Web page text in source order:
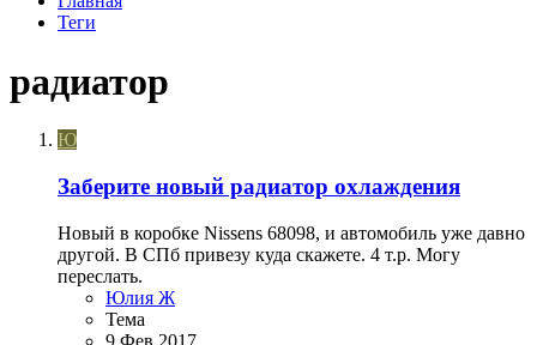
Теги
радиатор
Ю
Заберите новый радиатор охлаждения
Новый в коробке Nissens 68098, и автомобиль уже давно
другой. В СПб привезу куда скажете. 4 т.р. Могу
переслать.
Юлия Ж
Тема
9 Фев 2017